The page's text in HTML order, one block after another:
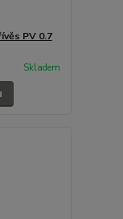
PV 0.7
Skladem